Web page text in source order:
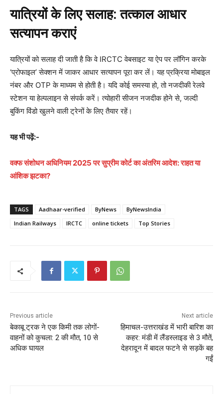
यात्रियों के लिए सलाह: तत्काल आधार
सत्यापन कराएं
यात्रियों को सलाह दी जाती है कि वे IRCTC वेबसाइट या ऐप पर लॉगिन करके
‘प्रोफाइल’ सेक्शन में जाकर आधार सत्यापन पूरा कर लें। यह प्रक्रिया मोबाइल
नंबर और OTP के माध्यम से होती है। यदि कोई समस्या हो, तो नजदीकी रेलवे
स्टेशन या हेल्पलाइन से संपर्क करें। त्योहारी सीजन नजदीक होने से, जल्दी
बुकिंग विंडो खुलने वाली ट्रेनों के लिए तैयार रहें।
यह भी पढ़ें:-
वक्फ संशोधन अधिनियम 2025 पर सुप्रीम कोर्ट का अंतरिम आदेश: राहत या
आंशिक झटका?
TAGS Aadhaar-verified ByNews
ByNewsIndia
Indian Railways
IRCTC online tickets Top Stories
Previous article
बेकाबू ट्रक ने एक किमी तक लोगों-
वाहनों को कुचला: 2 की मौत, 10 से
अधिक घायल
Next article
हिमाचल-उत्तराखंड में भारी बारिश का
कहर: मंडी में लैंडस्लाइड से 3 मौतें,
देहरादून में बादल फटने से सड़कें बह
गईं